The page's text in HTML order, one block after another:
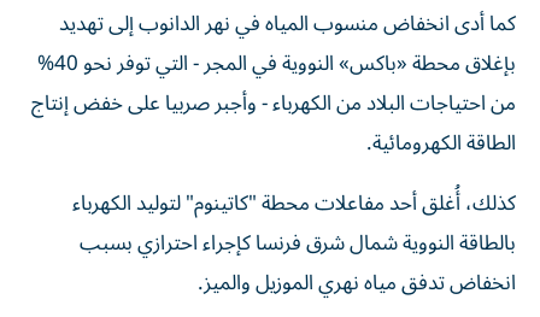
كما أدى انخفاض منسوب المياه في نهر الدانوب إلى تهديد
بإغلاق محطة «باكس» النووية في المجر - التي توفر نحو 40%
من احتياجات البلاد من الكهرباء - وأجبر صربيا على خفض إنتاج
الطاقة الكهرومائية.
كذلك، أُغلق أحد مفاعلات محطة "كاتينوم" لتوليد الكهرباء
بالطاقة النووية شمال شرق فرنسا كإجراء احترازي بسبب
انخفاض تدفق مياه نهري الموزيل والميز.